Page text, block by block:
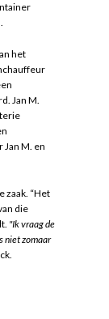
het
Jan M.
M. en
zaak. “Het
die
"Ik vraag de
niet zomaar